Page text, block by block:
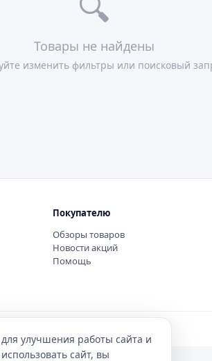
Товары не найдены
изменить фильтры или поисковый
Покупателю
Обзоры товаров
Новости акций
Помощь
улучшения работы сайта и
сайт, вы